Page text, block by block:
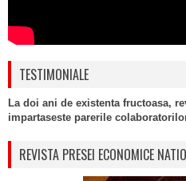
TESTIMONIALE
La doi ani de existenta fructoasa,
impartaseste parerile
REVISTA PRESEI ECONOMICE